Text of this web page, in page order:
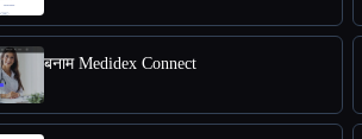
बनाम Medidex Connect